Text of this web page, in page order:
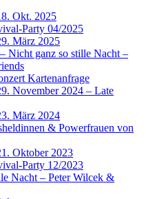
Okt. 2025
Party 04/2025
März 2025
Nicht ganz so stille Nacht –
Kartenanfrage
November 2024 – Late
März 2024
& Powerfrauen von
Oktober 2023
Party 12/2023
Nacht – Peter Wilcek &